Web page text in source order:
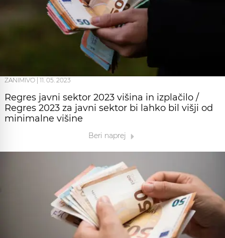
ZANIMIVO 11. 05. 2023
Regres javni sektor 2023 višina in izplačilo /
Regres 2023 za javni sektor bi lahko bil višji od
minimalne višine
Beri naprej